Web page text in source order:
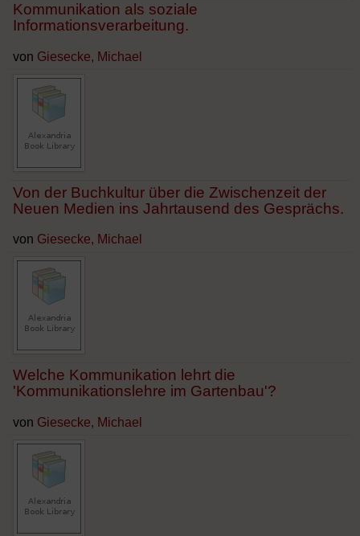
Kommunikation als soziale
Informationsverarbeitung.
von Giesecke, Michael
Von der Buchkultur über die Zwischenzeit der
Neuen Medien ins Jahrtausend des Gesprächs.
von Giesecke, Michael
Welche Kommunikation lehrt die
'Kommunikationslehre im Gartenbau'?
von Giesecke, Michael